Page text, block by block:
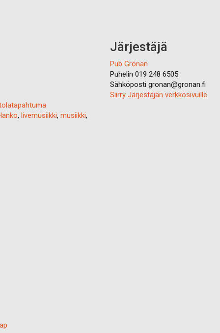
, livemusiikki, musiikki,
Järjestäjä
Pub Grönan
Puhelin 019 248 6505
Sähköposti gronan@gronan.fi
Siirry Järjestäjän verkkosivuille